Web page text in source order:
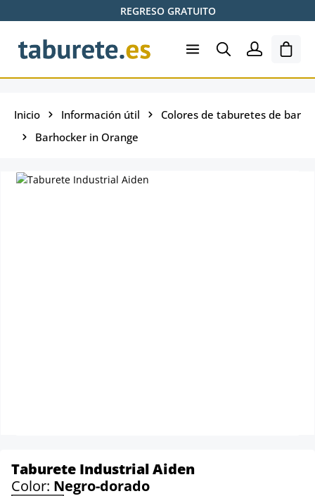
Saltar al contenido principalREGRESO GRATUITO
El
Inicio Información útil
Colores de taburetes de bar
Barhocker in Orange
Taburete Industrial Aiden
Color: Negro-dorado